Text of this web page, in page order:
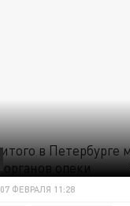
07 ФЕВРАЛЯ 11:28